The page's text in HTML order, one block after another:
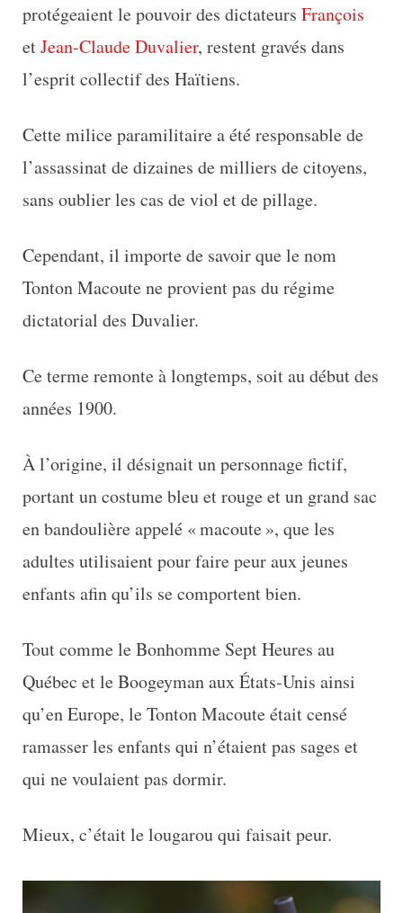
protégeaient le pouvoir des dictateurs François
etJean-Claude Duvalier, restent gravés dans
l’esprit collectif des Haïtiens.
Cette milice paramilitaire a été responsable de
l’assassinat de dizaines de milliers de citoyens,
sans oublier les cas de viol et de pillage.
Cependant, il importe de savoir que le nom
Tonton Macoute ne provient pas du régime
dictatorial des Duvalier.
Ce terme remonte à longtemps, soit au début des
années 1900.
À l’origine, il désignait un personnage fictif,
portant un costume bleu et rouge et un grand sac
en bandoulière appelé « macoute », que les
adultes utilisaient pour faire peur aux jeunes
enfants afin qu’ils se comportent bien.
Tout comme le Bonhomme Sept Heures au
Québec et le Boogeyman aux États-Unis ainsi
qu’en Europe, le Tonton Macoute était censé
ramasser les enfants qui n’étaient pas sages et
qui ne voulaient pas dormir.
Mieux, c’était le lougarou qui faisait peur.